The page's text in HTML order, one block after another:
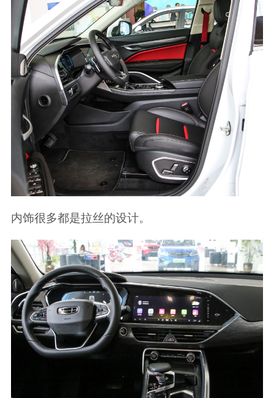
内饰很多都是拉丝的设计。